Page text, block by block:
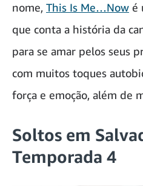
nome, This Is Me…Now é
que conta a história da
para se amar pelos seus
com muitos toques
força e emoção, além de
Soltos em
Temporada 4